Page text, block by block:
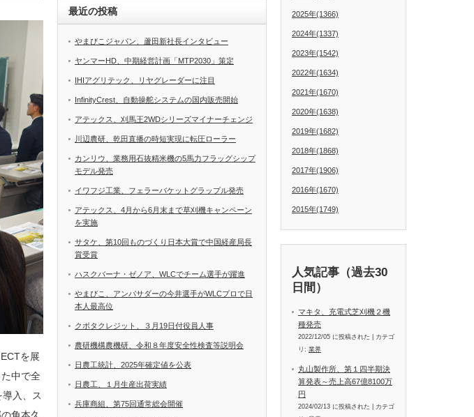
を展
中で全
入、ス
最近の投稿
やまびこジャパン、蘆田新社長インタビュー
ヤンマーHD、中期経営計画「MTP2030」策定
IHIアグリテック、リヤグレーダーに注目
InfinityCrest、自動操舵システムの国内販売開始
アテックス、刈馬王2WDシリーズマイナーチェンジ
川辺農研、乾田直播の時短実現に転圧ローラー
カンリウ、業務用石抜精米機の5馬力フラッグシップ
モデル発売
イワフジ工業、フェラーバケットグラップル発売
アテックス、4月から6月末まで草刈機キャンペーン
を実施
サタケ、第10回ものづくり日本大賞で中国経産局長
賞受賞
ハスクバーナ・ゼノア、WLCでチーム選手が躍進
やまびこ、アンバサダーの今井選手がWLCプロで日
本人最高位
クボタクレジット、３月19日付役員人事
農研機構農機研、令和８年度安全性検査等説明会
日農工統計、2025年確定値を公表
日農工、１月生産出荷実績
兵庫商組、第75回通常総会開催
2025年(1366)
2024年(1337)
2023年(1542)
2022年(1634)
2021年(1670)
2020年(1638)
2019年(1682)
2018年(1868)
2017年(1906)
2016年(1670)
2015年(1749)
人気記事（過去30
日間）
マキタ、充電式芝刈機２機
種発売
2022/12/05 に投稿された
カテゴ
リ: 業界
丸山製作所、第１四半期決
算発表～売上高67億8100万
円
2024/02/13 に投稿された
カテゴ